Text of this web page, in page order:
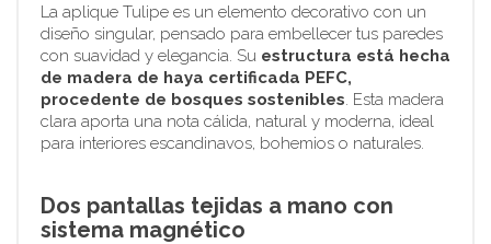
La aplique Tulipe es un elemento decorativo con un
diseño singular, pensado para embellecer tus paredes
con suavidad y elegancia. Su estructura está hecha
de madera de haya certificada PEFC,
procedente de bosques sostenibles. Esta madera
clara aporta una nota cálida, natural y moderna, ideal
para interiores escandinavos, bohemios o naturales.
Dos pantallas tejidas a mano con
sistema magnético